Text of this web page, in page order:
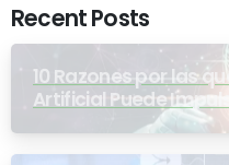
Recent Posts
10 Razones por las
Artificial Puede
la Optimización en